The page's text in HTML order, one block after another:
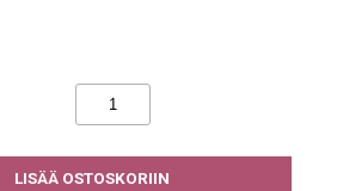
LISÄÄ OSTOSKORIIN